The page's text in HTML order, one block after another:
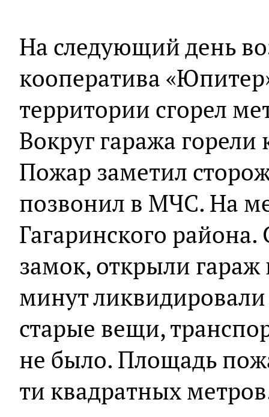
На следующий день
кооператива
территории сгорел
Вокруг гаража
Пожар заметил
позвонил в МЧС. На
Гагаринского
замок, открыли
минут
старые вещи,
не было. Площадь
ти квадратных